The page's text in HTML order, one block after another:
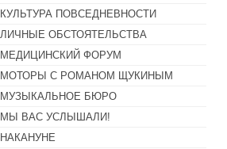
КУЛЬТУРА ПОВСЕДНЕВНОСТИ
ЛИЧНЫЕ ОБСТОЯТЕЛЬСТВА
МЕДИЦИНСКИЙ ФОРУМ
МОТОРЫ С РОМАНОМ ЩУКИНЫМ
МУЗЫКАЛЬНОЕ БЮРО
МЫ ВАС УСЛЫШАЛИ!
НАКАНУНЕ